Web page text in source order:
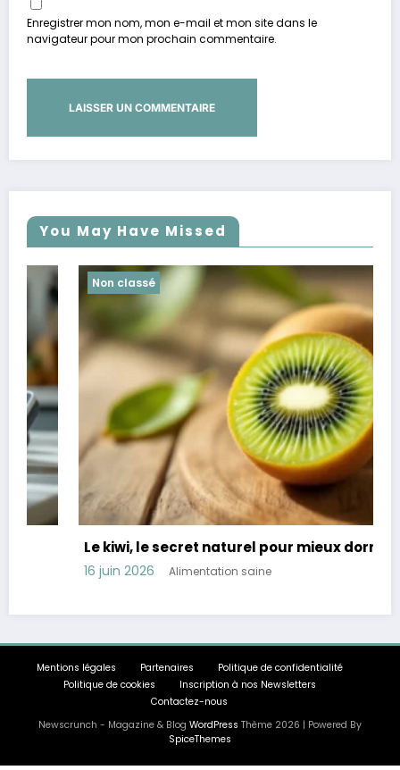
Enregistrer mon nom, mon e-mail et mon site dans le
navigateur pour mon prochain commentaire.
You May Have Missed
Non classé
Le kiwi, le secret naturel pour mieux dormir
16 juin 2026 Alimentation saine
Mentions légales Partenaires
Politique de confidentialité
Politique de cookies
Inscription à nos Newsletters
Contactez-nous
Newscrunch - Magazine & Blog WordPress Thème 2026 | Powered By
SpiceThemes